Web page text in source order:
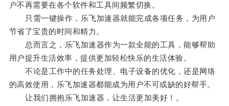
户不再需要在各个软件和工具间频繁切换。
只需一键操作，乐飞加速器就能完成各项任务，为用户
节省了宝贵的时间和精力。
总而言之，乐飞加速器作为一款全能的工具，能够帮助
用户提升生活效率，提供更加轻松快乐的生活体验。
不论是工作中的任务处理、电子设备的优化，还是网络
的高效使用，乐飞加速器都能成为用户不可或缺的好帮手。
让我们拥抱乐飞加速器，让生活更加美好！。